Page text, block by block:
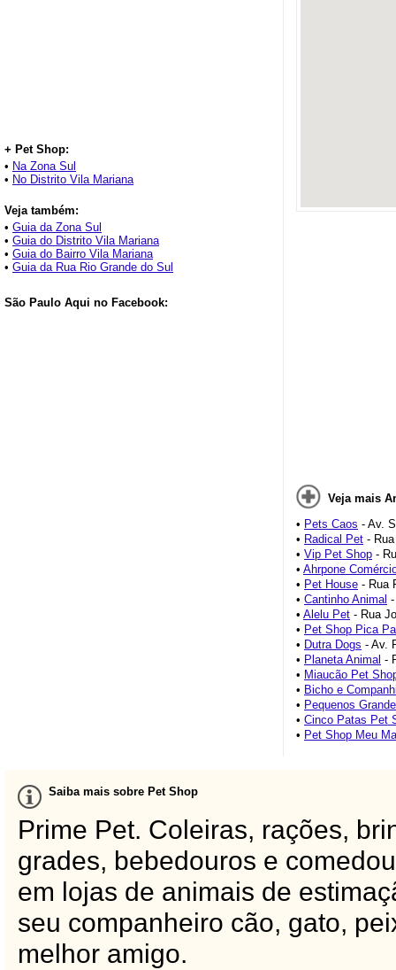
+ Pet Shop:
• Na Zona Sul
• No Distrito Vila Mariana
Veja também:
• Guia da Zona Sul
• Guia do Distrito Vila Mariana
• Guia do Bairro Vila Mariana
• Guia da Rua Rio Grande do Sul
São Paulo Aqui no Facebook:
Veja mais
• Pets Caos - Av.
• Radical Pet -
• Vip Pet Shop -
• Ahrpone
• Pet House - Rua
• Cantinho Animal
• Alelu Pet - Rua
• Pet Shop Pica
• Dutra Dogs - Av.
• Planeta Animal -
• Miaucão Pet
• Bicho e
• Pequenos
• Cinco Patas Pet
• Pet Shop Meu
Saiba mais sobre Pet Shop
Prime Pet. Coleiras, rações,
grades, bebedouros e
em lojas de animais de
seu companheiro cão, gato,
melhor amigo.